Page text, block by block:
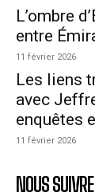
L’ombre
entre
11 février 2026
Les liens
avec
enquêtes
11 février 2026
NOUS SUIVRE